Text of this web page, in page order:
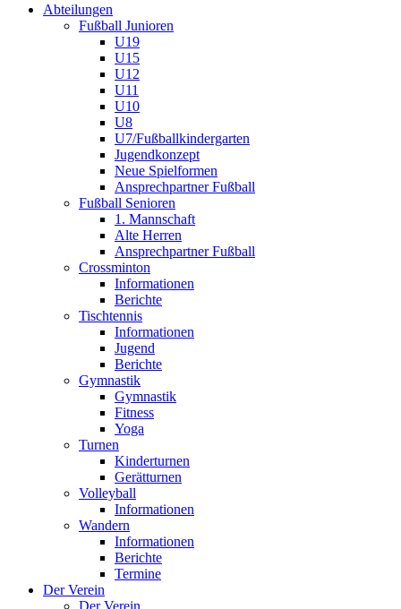
Abteilungen
Fußball Junioren
U19
U15
U12
U11
U10
U8
U7/Fußballkindergarten
Jugendkonzept
Neue Spielformen
Ansprechpartner Fußball
Fußball Senioren
1. Mannschaft
Alte Herren
Ansprechpartner Fußball
Crossminton
Informationen
Berichte
Tischtennis
Informationen
Jugend
Berichte
Gymnastik
Gymnastik
Fitness
Yoga
Turnen
Kinderturnen
Gerätturnen
Volleyball
Informationen
Wandern
Informationen
Berichte
Termine
Der Verein
Der Verein